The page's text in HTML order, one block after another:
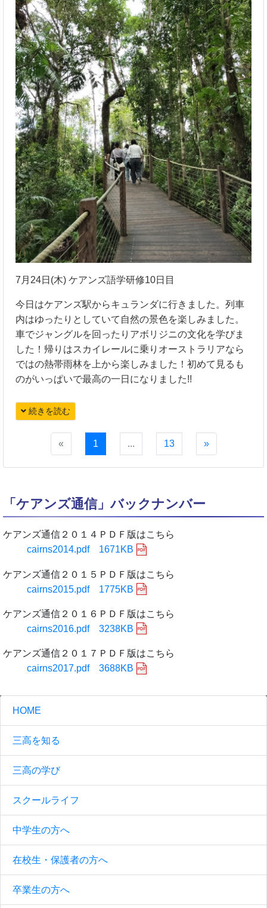
7月24日(木) ケアンズ語学研修10日目
今日はケアンズ駅からキュランダに行きました。列車
内はゆったりとしていて自然の景色を楽しみました。
車でジャングルを回ったりアボリジニの文化を学びま
した！帰りはスカイレールに乗りオーストラリアなら
ではの熱帯雨林を上から楽しみました！初めて見るも
のがいっぱいで最高の一日になりました!!
続きを読む
« 1 ... 13 »
「ケアンズ通信」バックナンバー
ケアンズ通信２０１４ＰＤＦ版はこちら
cairns2014.pdf 1671KB
ケアンズ通信２０１５ＰＤＦ版はこちら
cairns2015.pdf 1775KB
ケアンズ通信２０１６ＰＤＦ版はこちら
cairns2016.pdf 3238KB
ケアンズ通信２０１７ＰＤＦ版はこちら
cairns2017.pdf 3688KB
HOME
三高を知る
三高の学び
スクールライフ
中学生の方へ
在校生・保護者の方へ
卒業生の方へ